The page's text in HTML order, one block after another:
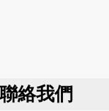
絡我們